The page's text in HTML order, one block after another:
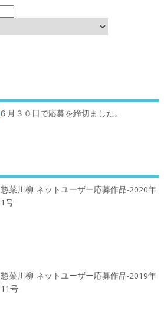
６月３０日で応募を締切ました。
惣菜川柳 ネットユーザー応募作品-2020年
1号
惣菜川柳 ネットユーザー応募作品-2019年
11号